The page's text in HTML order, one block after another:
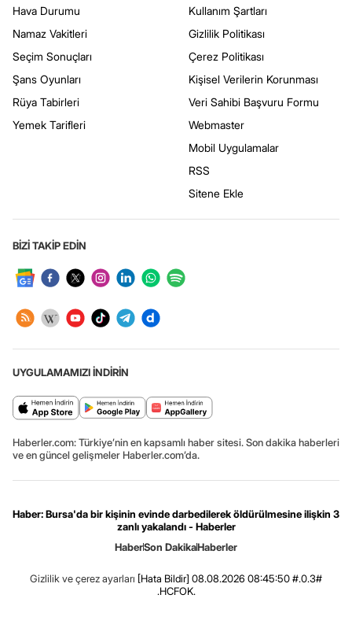
Hava Durumu
Namaz Vakitleri
Seçim Sonuçları
Şans Oyunları
Rüya Tabirleri
Yemek Tarifleri
Kullanım Şartları
Gizlilik Politikası
Çerez Politikası
Kişisel Verilerin Korunması
Veri Sahibi Başvuru Formu
Webmaster
Mobil Uygulamalar
RSS
Sitene Ekle
BİZİ TAKİP EDİN
UYGULAMAMIZI İNDİRİN
Haberler.com: Türkiye’nin en kapsamlı haber sitesi. Son dakika haberleri
ve en güncel gelişmeler Haberler.com’da.
Haber: Bursa'da bir kişinin evinde darbedilerek öldürülmesine ilişkin 3
zanlı yakalandı - Haberler
HaberSon DakikaHaberler
Gizlilik ve çerez ayarları [Hata Bildir] 08.08.2026 08:45:50 #.0.3#
.HCFOK.